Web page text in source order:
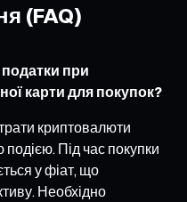
(FAQ)
при
карти для покупок?
криптовалюти
Під час покупки
у фіат, що
Необхідно